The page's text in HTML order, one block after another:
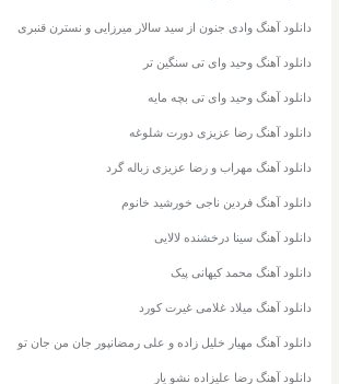
دانلود آهنگ وادی جنون از سید سالار میرزایی و نسترن قنبری
دانلود آهنگ وحید وای تی سنگین تر
دانلود آهنگ وحید وای تی بچه مایه
دانلود آهنگ رضا عزیزی دورت شلوغه
دانلود آهنگ مهراب و رضا عزیزی زباله گرد
دانلود آهنگ فردین ناجی خورشید خانوم
دانلود آهنگ سینا درخشنده لالایی
دانلود آهنگ محمد کیهانی پیک
دانلود آهنگ میلاد غلامی غیرت کورد
دانلود آهنگ مهیار خلیل زاده و علی رمضانپور جان من جان تو
دانلود آهنگ رضا علیزاده نشو یار